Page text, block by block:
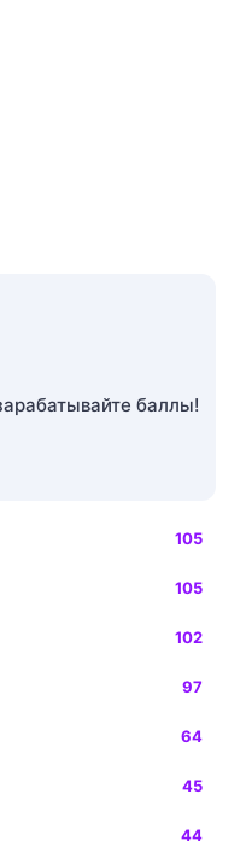
баллы!
105
105
102
97
64
45
44